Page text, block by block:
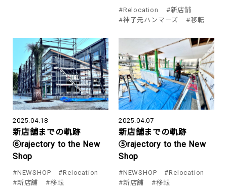
#Relocation
#新店舗
#神子元ハンマーズ
#移転
2025.04.18
新店舗までの軌跡
⑥rajectory to the New
Shop
#NEWSHOP
#Relocation
#新店舗
#移転
2025.04.07
新店舗までの軌跡
⑤rajectory to the New
Shop
#NEWSHOP
#Relocation
#新店舗
#移転